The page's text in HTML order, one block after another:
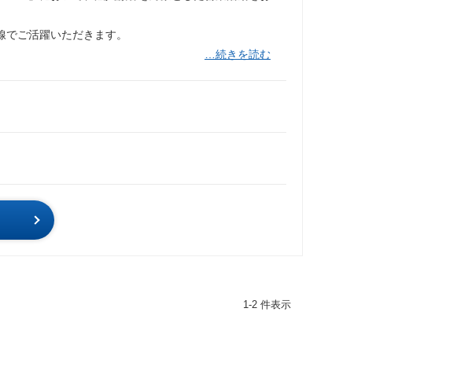
ご活躍いただきます。
…続きを読む
1-2 件表示